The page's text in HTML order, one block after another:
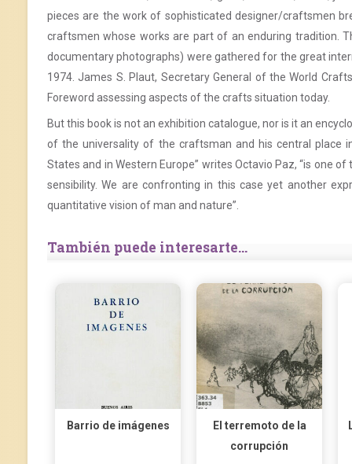
pieces are the work of sophisticated designer/craftsmen
craftsmen whose works are part of an enduring tradition.
documentary photographs) were gathered for the great
1974. James S. Plaut, Secretary General of the World
Foreword assessing aspects of the crafts situation today.
But this book is not an exhibition catalogue, nor is it an
of the universality of the craftsman and his central place
States and in Western Europe” writes Octavio Paz, “is one
sensibility. We are confronting in this case yet another
quantitative vision of man and nature”.
También puede interesarte...
Barrio de imágenes
El terremoto de la
corrupción